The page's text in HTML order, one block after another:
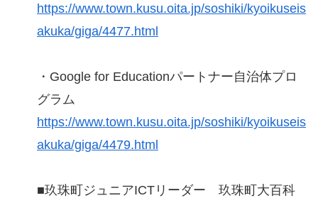
https://www.town.kusu.oita.jp/soshiki/kyoikuseis
akuka/giga/4477.html
・Google for Educationパートナー自治体プロ
グラム
https://www.town.kusu.oita.jp/soshiki/kyoikuseis
akuka/giga/4479.html
■玖珠町ジュニアICTリーダー 玖珠町大百科